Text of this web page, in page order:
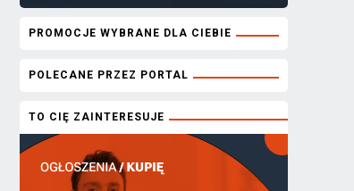
PROMOCJE WYBRANE DLA CIEBIE
POLECANE PRZEZ PORTAL
TO CIĘ ZAINTERESUJE